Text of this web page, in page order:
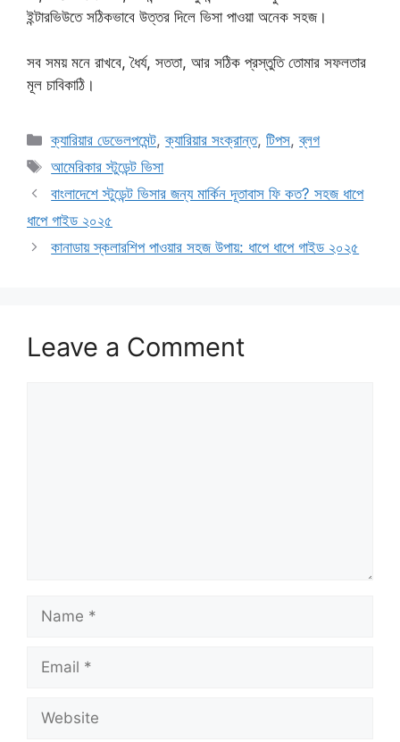
ইন্টারভিউতে সঠিকভাবে উত্তর দিলে ভিসা পাওয়া অনেক সহজ।
সব সময় মনে রাখবে, ধৈর্য, সততা, আর সঠিক প্রস্তুতি তোমার সফলতার
মূল চাবিকাঠি।
Categories
ক্যারিয়ার ডেভেলপমেন্ট,ক্যারিয়ার সংক্রান্ত,টিপস,ব্লগ
Tags
আমেরিকার স্টুডেন্ট ভিসা
বাংলাদেশে স্টুডেন্ট ভিসার জন্য মার্কিন দূতাবাস ফি কত? সহজ ধাপে
ধাপে গাইড ২০২৫
কানাডায় স্কলারশিপ পাওয়ার সহজ উপায়: ধাপে ধাপে গাইড ২০২৫
Leave a Comment